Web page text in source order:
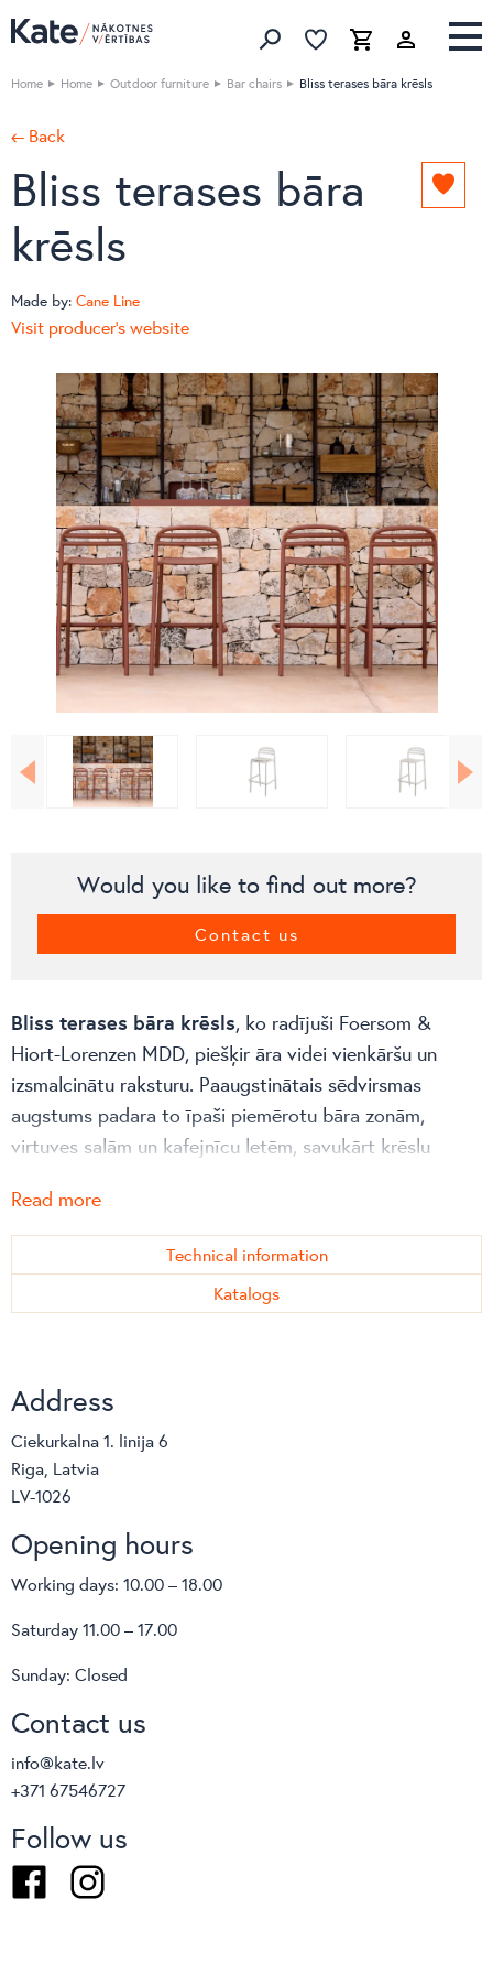
Search Favorites list
Cart
Home Home Outdoor furniture Bar chairs Bliss terases bāra krēsls
← Back
Bliss terases bāra
krēsls
Add
Made by: Cane Line
Visit producer's website
Would you like to find out more?
Contact us
Bliss terases bāra krēsls, ko radījuši Foersom &
Hiort-Lorenzen MDD, piešķir āra videi vienkāršu un
izsmalcinātu raksturu. Paaugstinātais sēdvirsmas
augstums padara to īpaši piemērotu bāra zonām,
virtuves salām un kafejnīcu letēm, savukārt krēslu
vienkāršu uzglabāšanu.
Pateicoties savam vieglajam un slaidajam siluetam, kā
arī izturīgajai pulverkrāsotā alumīnija konstrukcijai,
krēsls apvieno vizuālu vieglumu ar stabilu un drošu
Papildu komfortam krēslu iespējams papildināt ar
pieskaņotu sēdes spilvenu. Neatkarīgi no tā, vai tas
novietots atsevišķi vai izmantots grupā,
atmosfēru.
Read more
Technical information
Katalogs
Address
Ciekurkalna 1. linija 6
Riga, Latvia
LV-1026
Opening hours
Working days: 10.00 – 18.00
Saturday 11.00 – 17.00
Sunday: Closed
Contact us
info@kate.lv
+371 67546727
Follow us
FacebookInstagram